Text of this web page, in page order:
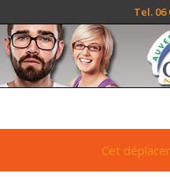
Tel. 06
Cet